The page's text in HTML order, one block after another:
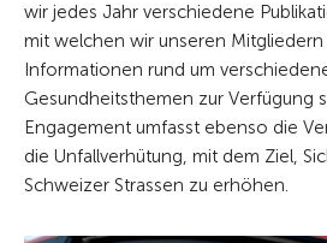
wir jedes Jahr verschiedene
mit welchen wir unseren
Informationen rund um
Gesundheitsthemen zur Verfügung
Engagement umfasst ebenso die
die Unfallverhütung, mit dem Ziel,
Schweizer Strassen zu erhöhen.